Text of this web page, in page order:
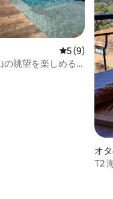
レビュー9件
5 (9)
の眺望を楽しめる
オ
T2